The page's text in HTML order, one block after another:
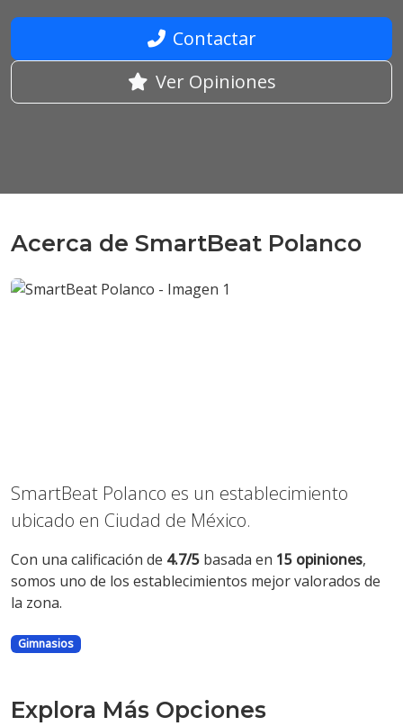
Contactar
Ver Opiniones
Acerca de SmartBeat Polanco
SmartBeat Polanco es un establecimiento
ubicado en Ciudad de México.
Con una calificación de 4.7/5 basada en 15 opiniones,
somos uno de los establecimientos mejor valorados de
la zona.
Gimnasios
Explora Más Opciones